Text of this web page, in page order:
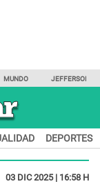
MUNDO JEFFERSON
DEPORTES
03 DIC 2025 | 16:58 H